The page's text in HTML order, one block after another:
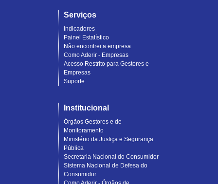
Serviços
Indicadores
Painel Estatístico
Não encontrei a empresa
Como Aderir - Empresas
Acesso Restrito para Gestores e
Empresas
Suporte
Institucional
Órgãos Gestores e de
Monitoramento
Ministério da Justiça e Segurança
Pública
Secretaria Nacional do Consumidor
Sistema Nacional de Defesa do
Consumidor